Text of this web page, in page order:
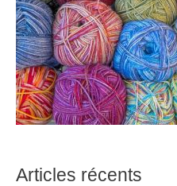
Articles récents